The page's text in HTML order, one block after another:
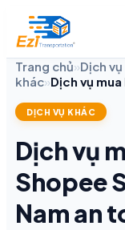
Trang chủ»Dịch vụ
khác»Dịch vụ
DỊCH VỤ KHÁC
Dịch vụ
Shopee
Nam an